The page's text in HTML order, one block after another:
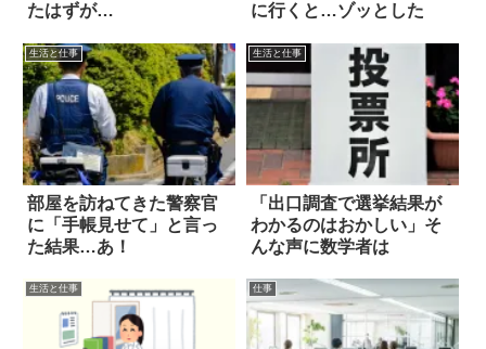
たはずが…
に行くと…ゾッとした
生活と仕事
部屋を訪ねてきた警察官
に「手帳見せて」と言っ
た結果…あ！
生活と仕事
「出口調査で選挙結果が
わかるのはおかしい」そ
んな声に数学者は
生活と仕事 仕事